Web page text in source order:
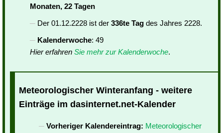
Monaten, 22 Tagen
Der 01.12.2228 ist der 336te Tag des Jahres 2228.
Kalenderwoche: 49
Hier erfahren Sie mehr zur Kalenderwoche.
Meteorologischer Winteranfang - weitere
Einträge im dasinternet.net-Kalender
Vorheriger Kalendereintrag: Meteorologischer